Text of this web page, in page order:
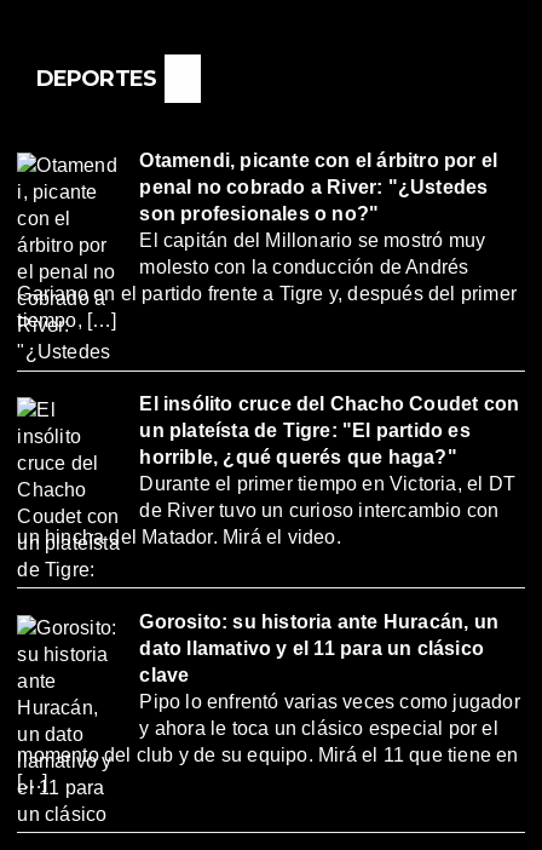
DEPORTES
Otamendi, picante con el árbitro por el
penal no cobrado a River: "¿Ustedes
son profesionales o no?"
El capitán del Millonario se mostró muy
molesto con la conducción de Andrés
Gariano en el partido frente a Tigre y, después del primer
tiempo, […]
El insólito cruce del Chacho Coudet con
un plateísta de Tigre: "El partido es
horrible, ¿qué querés que haga?"
Durante el primer tiempo en Victoria, el DT
de River tuvo un curioso intercambio con
un hincha del Matador. Mirá el video.
Gorosito: su historia ante Huracán, un
dato llamativo y el 11 para un clásico
clave
Pipo lo enfrentó varias veces como jugador
y ahora le toca un clásico especial por el
momento del club y de su equipo. Mirá el 11 que tiene en
[…]